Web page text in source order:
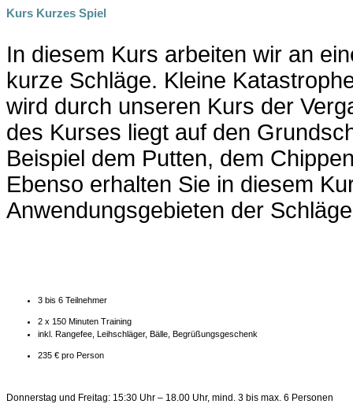
Kurs Kurzes Spiel
In diesem Kurs arbeiten wir an
kurze Schläge. Kleine
wird durch unseren Kurs der
des Kurses liegt auf den
Beispiel dem Putten, dem
Ebenso erhalten Sie in diesem
Anwendungsgebieten der
3 bis 6 Teilnehmer
2 x 150 Minuten Training
inkl. Rangefee, Leihschläger, Bälle, Begrüßungsgeschenk
235 € pro Person
Donnerstag und Freitag: 15:30 Uhr – 18.00 Uhr, mind. 3 bis max. 6 Personen